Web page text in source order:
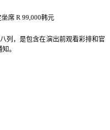
坐席 R 99,000韩元
列 ，是包含在演出前观看彩排和官
。